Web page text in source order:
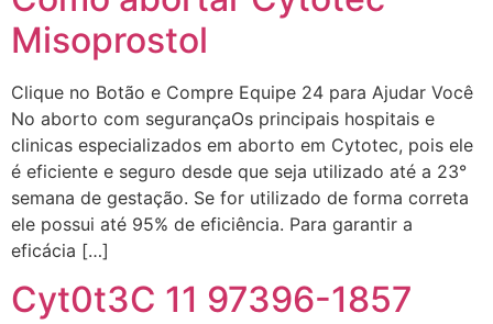
Misoprostol
Clique no Botão e Compre Equipe 24 para Ajudar Você
No aborto com segurançaOs principais hospitais e
clinicas especializados em aborto em Cytotec, pois ele
é eficiente e seguro desde que seja utilizado até a 23°
semana de gestação. Se for utilizado de forma correta
ele possui até 95% de eficiência. Para garantir a
eficácia […]
Cyt0t3C 11 97396-1857